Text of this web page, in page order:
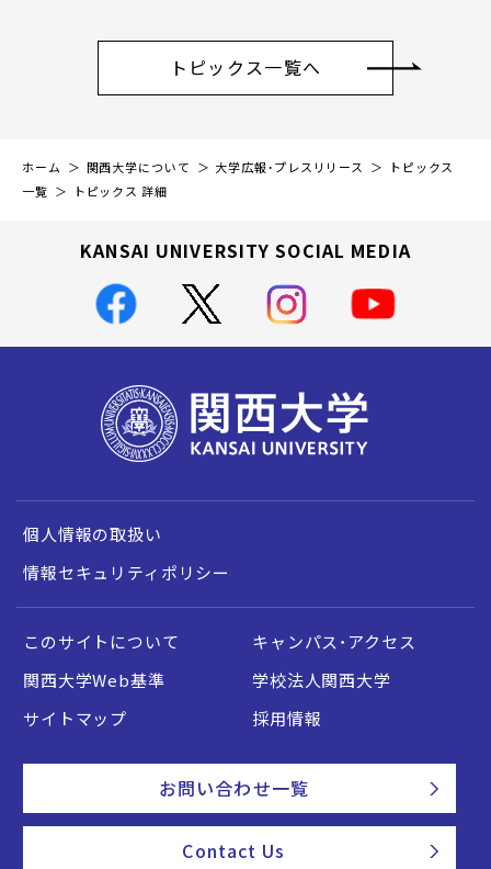
トピックス一覧へ
ホーム 関西大学について 大学広報・プレスリリース
トピックス
一覧
トピックス 詳細
KANSAI UNIVERSITY SOCIAL MEDIA
個人情報の取扱い
情報セキュリティポリシー
このサイトについて
キャンパス・アクセス
関西大学Web基準
学校法人関西大学
サイトマップ
採用情報
お問い合わせ一覧
Contact Us